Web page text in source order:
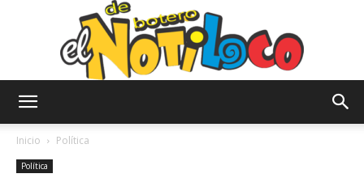
Inicio Política
Política